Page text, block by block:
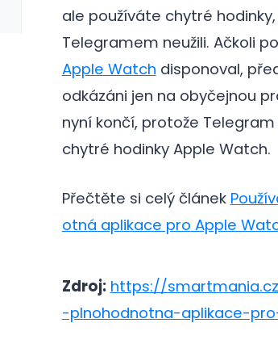
ale používáte chytré
Telegramem neužili. Ačkoli
Apple Watch disponoval,
odkázáni jen na obyčejnou
nyní končí, protože
chytré hodinky Apple Watch.
Přečtěte si celý článek
otná aplikace pro Apple
Zdroj: https://
-plnohodnotna-aplikace-